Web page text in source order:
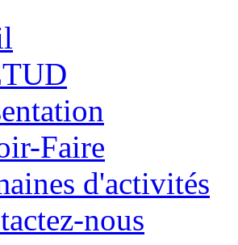
Faire
d'activités
nous